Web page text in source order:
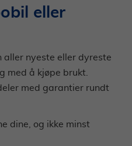
eller
aller nyeste eller dyreste
med å kjøpe brukt.
med garantier rundt
dine, og ikke minst